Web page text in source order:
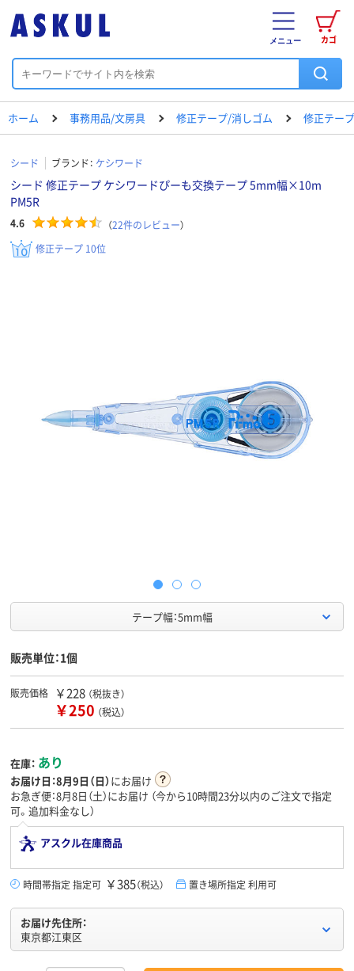
カゴ
メニュー
ホーム 事務用品/文房具 修正テープ/消しゴム 修正テープ
シード ブランド： ケシワード
シード 修正テープ ケシワードぴーも交換テープ 5mm幅×10m
PM5R
4.6 （22件のレビュー）
修正テープ 10位
テープ幅：5mm幅
販売単位：1個
販売価格 ￥228 （税抜き）
￥250 （税込）
在庫： あり
お届け日：8月9日（日）にお届け
お急ぎ便：8月8日（土）にお届け （今から10時間23分以内のご注文で指定
可。追加料金なし）
アスクル在庫商品
時間帯指定 指定可 ￥385（税込） 置き場所指定 利用可
お届け先住所：
東京都江東区